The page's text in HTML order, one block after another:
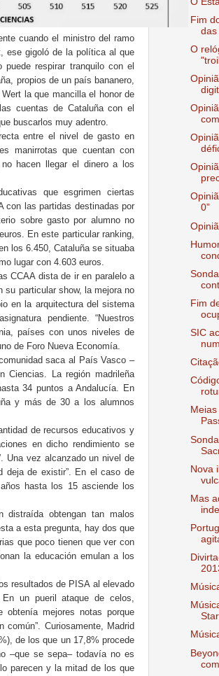
cuando el ministro del ramo
ese gigoló de la política al que
respirar tranquilo con el
propios de un país bananero,
la que mancilla el honor de
cuentas de Cataluña con el
buscarlos muy adentro.
entre el nivel de gasto en
manirrotas que cuentan con
hacen llegar el dinero a los
que esgrimen ciertas
con las partidas destinadas por
sobre gasto por alumno no
En este particular ranking,
los 6.450, Cataluña se situaba
lugar con 4.603 euros.
CCAA dista de ir en paralelo a
su particular show, la mejora no
en la arquitectura del sistema
pendiente. “Nuestros
países con unos niveles de
de Foro Nueva Economía.
saca al País Vasco –
Ciencias. La región madrileña
34 puntos a Andalucía. En
y más de 30 a los alumnos
de recursos educativos y
en dicho rendimiento se
Una vez alcanzado un nivel de
deja de existir”. En el caso de
hasta los 15 asciende los
distraída obtengan tan malos
a esta pregunta, hay dos que
que poco tienen que ver con
la educación emulan a los
resultados de PISA al elevado
un pueril ataque de celos,
obtenía mejores notas porque
común”. Curiosamente, Madrid
de los que un 17,8% procede
–que se sepa– todavía no es
parecen y la mitad de los que
Fim
das
O
0”
Fim
SIC
Nova
Mas